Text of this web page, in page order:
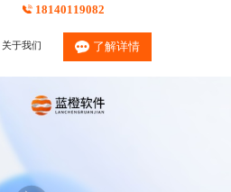
18140119082
关于我们 了解详情